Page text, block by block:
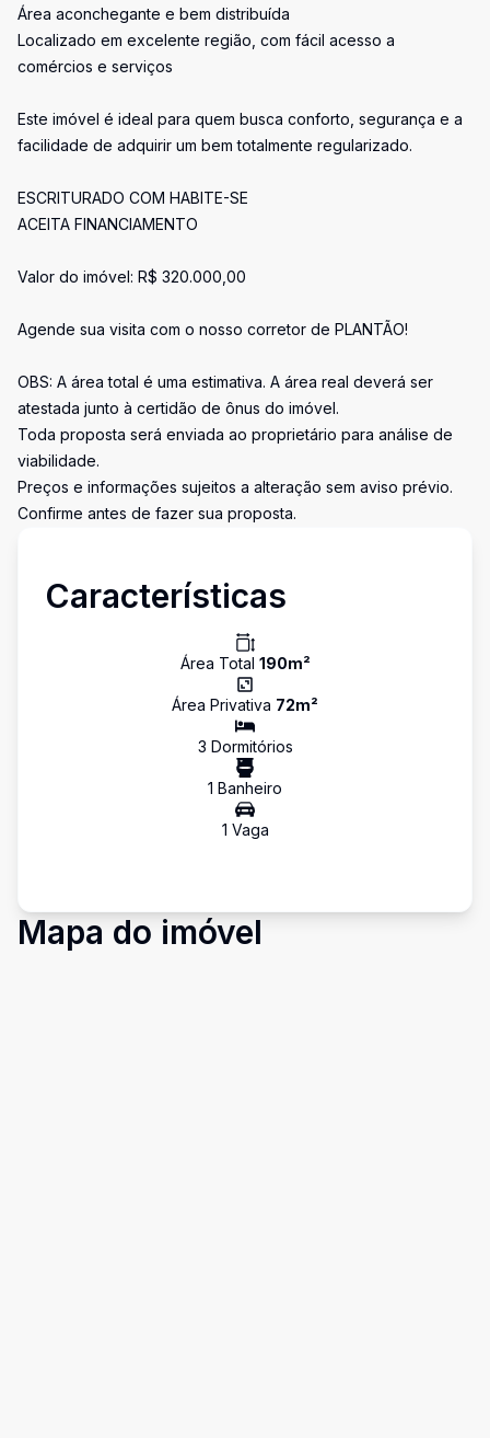
Área aconchegante e bem distribuída
Localizado em excelente região, com fácil acesso a
comércios e serviços
Este imóvel é ideal para quem busca conforto, segurança e a
facilidade de adquirir um bem totalmente regularizado.
ESCRITURADO COM HABITE-SE
ACEITA FINANCIAMENTO
Valor do imóvel: R$ 320.000,00
Agende sua visita com o nosso corretor de PLANTÃO!
OBS: A área total é uma estimativa. A área real deverá ser
atestada junto à certidão de ônus do imóvel.
Toda proposta será enviada ao proprietário para análise de
viabilidade.
Preços e informações sujeitos a alteração sem aviso prévio.
Confirme antes de fazer sua proposta.
Características
Área Total 190m²
Área Privativa 72m²
3 Dormitórios
1 Banheiro
1 Vaga
Mapa do imóvel